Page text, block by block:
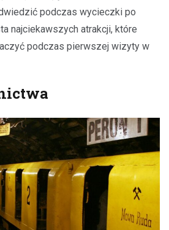
podczas wycieczki po
najciekawszych atrakcji, które
podczas pierwszej wizyty w